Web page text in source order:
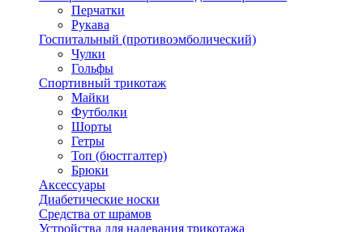
Перчатки
Рукава
Госпитальный (противоэмболический)
Чулки
Гольфы
Спортивный трикотаж
Майки
Футболки
Шорты
Гетры
Топ (бюстгалтер)
Брюки
Аксессуары
Диабетические носки
Средства от шрамов
Устройства для надевания трикотажа